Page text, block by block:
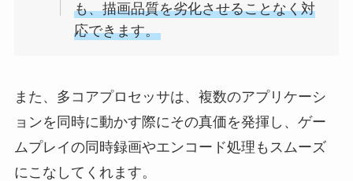
も、描画品質を劣化させることなく対
応できます。
また、多コアプロセッサは、複数のアプリケーシ
ョンを同時に動かす際にその真価を発揮し、ゲー
ムプレイの同時録画やエンコード処理もスムーズ
にこなしてくれます。